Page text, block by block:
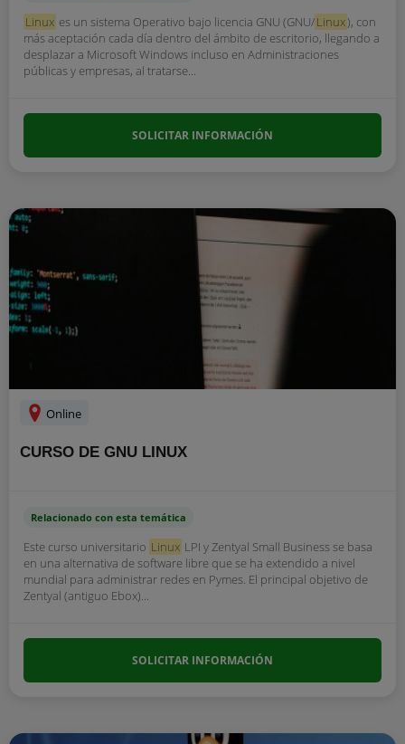
Linux es un sistema Operativo bajo licencia GNU (GNU/Linux), con
más aceptación cada día dentro del ámbito de escritorio, llegando a
desplazar a Microsoft Windows incluso en Administraciones
públicas y empresas, al tratarse...
SOLICITAR INFORMACIÓN
Online
CURSO DE GNU LINUX
Relacionado con esta temática
Este curso universitario Linux LPI y Zentyal Small Business se basa
en una alternativa de software libre que se ha extendido a nivel
mundial para administrar redes en Pymes. El principal objetivo de
Zentyal (antiguo Ebox)...
SOLICITAR INFORMACIÓN